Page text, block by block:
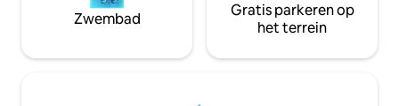
Zwembad
Gratis parkeren op
het terrein